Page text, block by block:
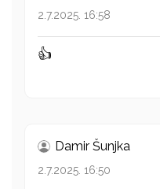
2.7.2025. 16:58
👍
Damir Šunjka
2.7.2025. 16:50